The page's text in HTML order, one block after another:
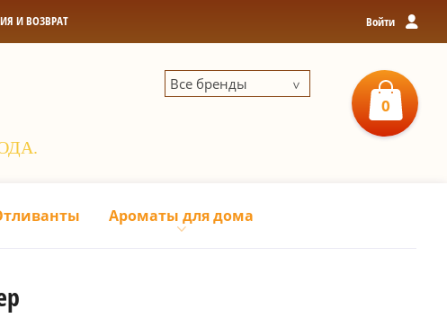
И ВОЗВРАТ Войти
Все бренды
0
Ароматы для дома